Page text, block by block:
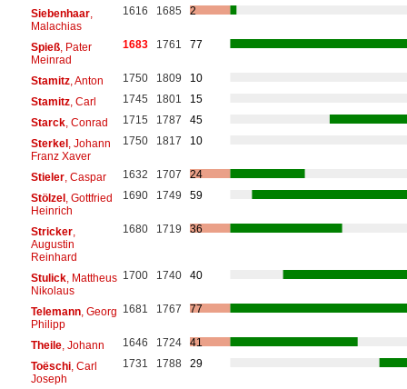
Siebenhaar,
Malachias
1616 1685 2
Spieß, Pater
Meinrad
1683 1761 77
Stamitz, Anton 1750 1809
10
Stamitz, Carl 1745 1801
15
Starck, Conrad 1715 1787
45
Sterkel, Johann
Franz Xaver
1750 1817 10
Stieler, Caspar 1632 1707
24
Stölzel, Gottfried
Heinrich
1690 1749 59
Stricker,
Augustin
Reinhard
1680 1719 36
Stulick, Mattheus
Nikolaus
1700 1740 40
Telemann, Georg
Philipp
1681 1767 77
Theile, Johann 1646 1724
41
Toëschi, Carl
Joseph
1731 1788 29